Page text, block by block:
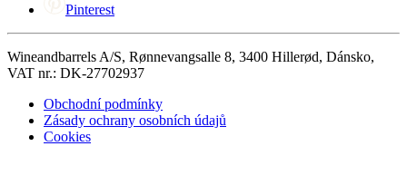
Pinterest
Wineandbarrels A/S, Rønnevangsalle 8, 3400 Hillerød, Dánsko,
VAT nr.: DK-27702937
Obchodní podmínky
Zásady ochrany osobních údajů
Cookies